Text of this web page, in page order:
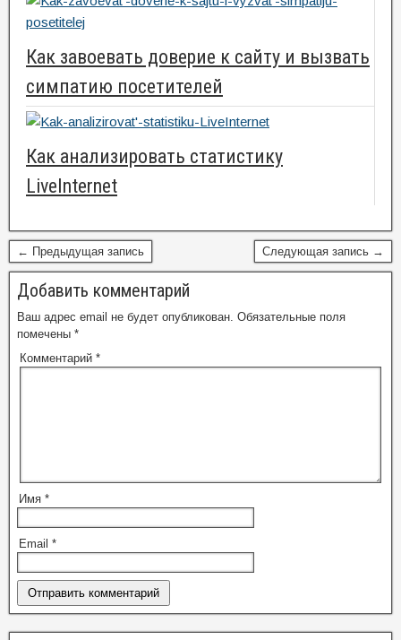
Как завоевать доверие к сайту и вызвать
симпатию посетителей
Как анализировать статистику
LiveInternet
← Предыдущая запись Следующая запись →
Добавить комментарий
Ваш адрес email не будет опубликован. Обязательные поля
помечены *
Комментарий *
Имя *
Email *